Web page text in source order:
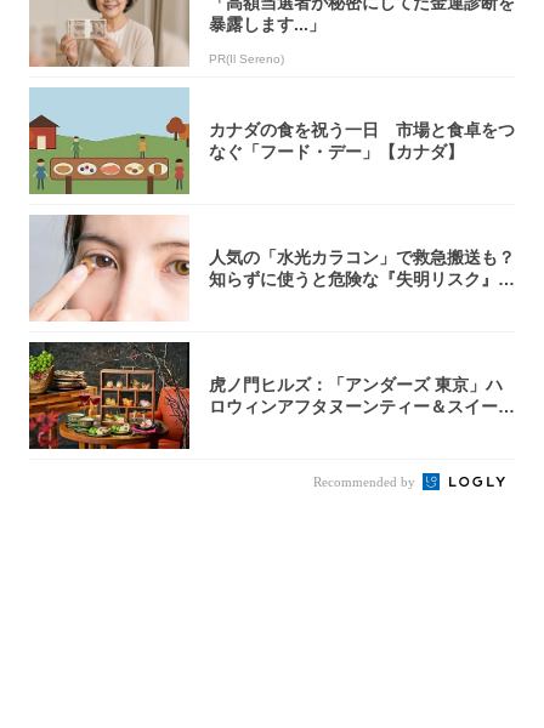
暴露します...」
PR(Il Sereno)
カナダの食を祝う一日 市場と食卓をつ
なぐ「フード・デー」【カナダ】
人気の「水光カラコン」で救急搬送も？
知らずに使うと危険な『失明リスク』と
虎ノ門ヒルズ：「アンダーズ 東京」ハ
ロウィンアフタヌーンティー＆スイーツ
Recommended by